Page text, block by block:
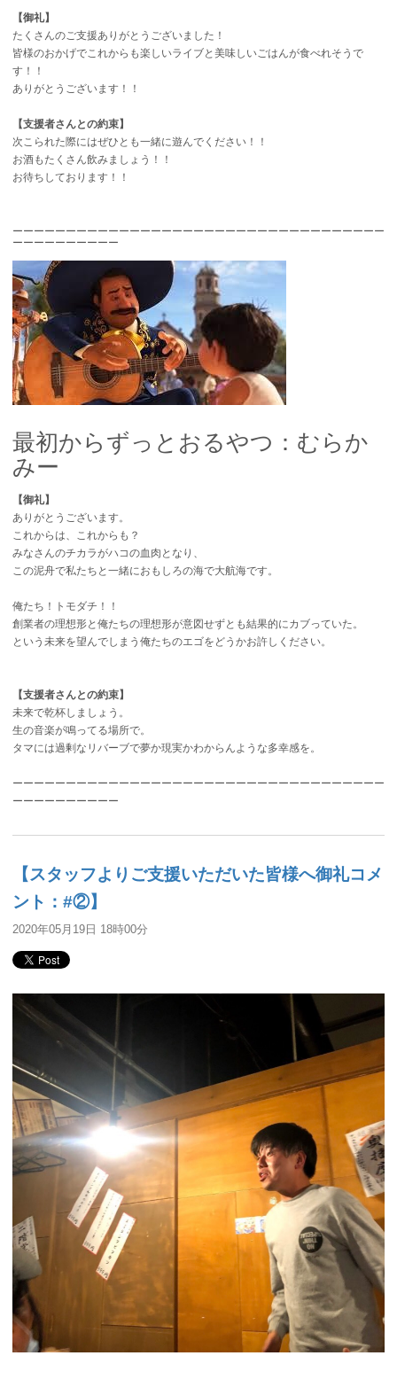
【御礼】
たくさんのご支援ありがとうございました！
皆様のおかげでこれからも楽しいライブと美味しいごはんが食べれそうで
す！！
ありがとうございます！！
【支援者さんとの約束】
次こられた際にはぜひとも一緒に遊んでください！！
お酒もたくさん飲みましょう！！
お待ちしております！！
ーーーーーーーーーーーーーーーーーーーーーーーーーーーーーーーーーーー
ーーーーーーーーーー
最初からずっとおるやつ：むらか
みー
【御礼】
ありがとうございます。
これからは、これからも？
みなさんのチカラがハコの血肉となり、
この泥舟で私たちと一緒におもしろの海で大航海です。
俺たち！トモダチ！！
創業者の理想形と俺たちの理想形が意図せずとも結果的にカブっていた。
という未来を望んでしまう俺たちのエゴをどうかお許しください。
【支援者さんとの約束】
未来で乾杯しましょう。
生の音楽が鳴ってる場所で。
タマには過剰なリバーブで夢か現実かわからんような多幸感を。
ーーーーーーーーーーーーーーーーーーーーーーーーーーーーーーーーーーー
ーーーーーーーーーー
【スタッフよりご支援いただいた皆様へ御礼コメ
ント：#②】
2020年05月19日 18時00分